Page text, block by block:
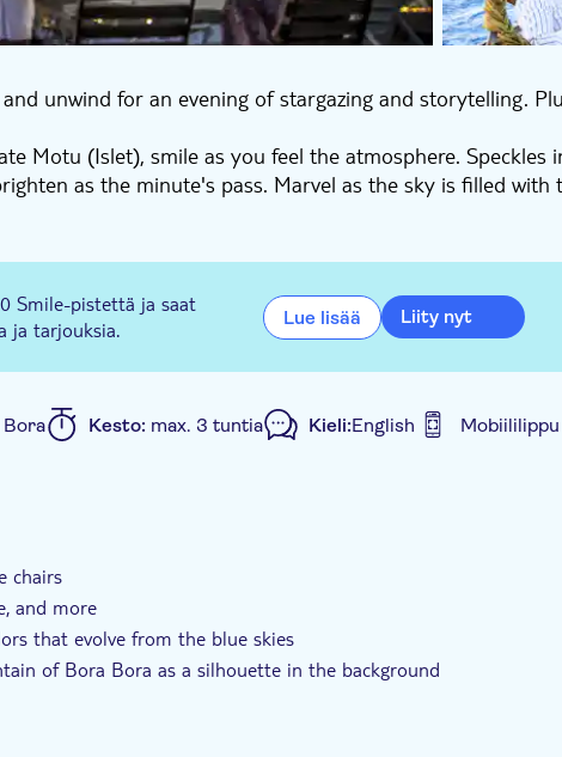
unwind for an evening of stargazing and storytelling.
Motu (Islet), smile as you feel the atmosphere. Speckles
as the minute's pass. Marvel as the sky is filled with
you, as the star guide tells old stories and legends of
to decode the night’s sky to help with traveling
adventure will have to come to an end and you'll be taken
just in time for dinner.
Smile-pistettä ja saat
ja tarjouksia.
Lue lisää Liity nyt
Bora Kesto: max. 3 tuntia Kieli:English
chairs
and more
that evolve from the blue skies
of Bora Bora as a silhouette in the background
and soft drinks included and make a toast to this incredible